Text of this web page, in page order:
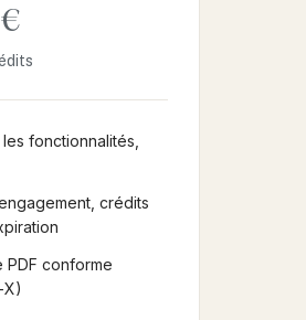
€
fonctionnalités,
crédits
PDF conforme
X)